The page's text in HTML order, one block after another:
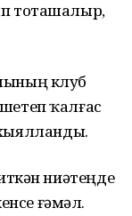
тоташалыр,
клуб
ҡалғас
хыялланды.
ниәтеңде
ғәмәл.